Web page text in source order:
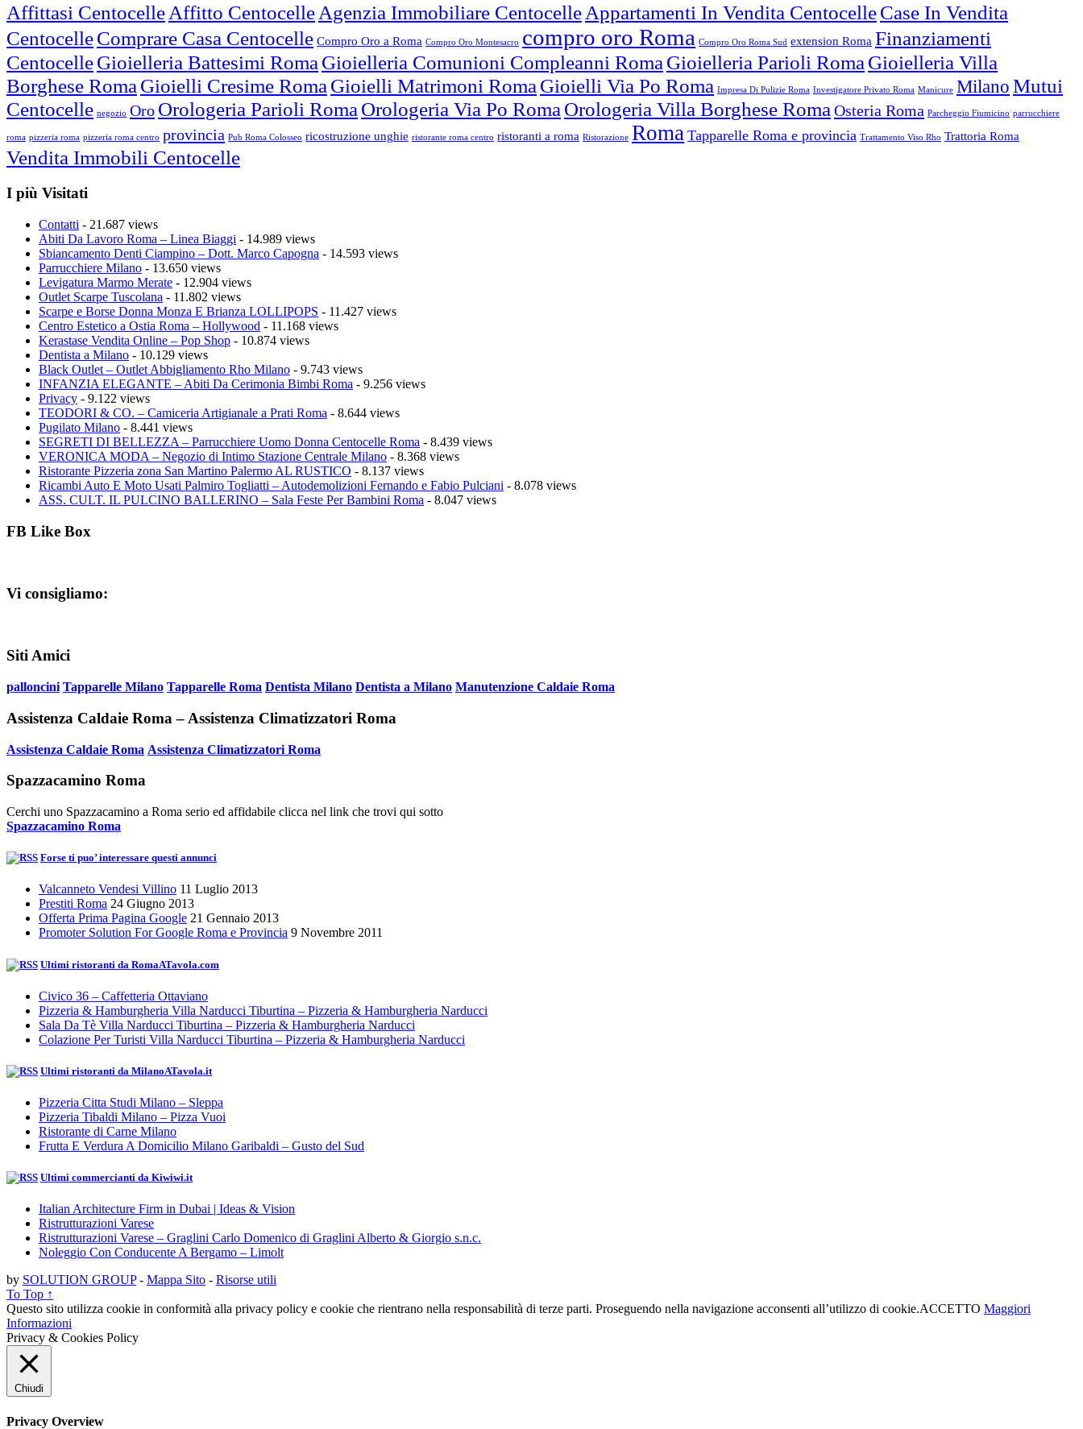
Affittasi Centocelle Affitto Centocelle Agenzia Immobiliare Centocelle Appartamenti In Vendita CentocelleCase In Vendita
CentocelleComprare Casa Centocelle Compro Oro a Roma Compro Oro Montesacro compro oro Roma Compro Oro Roma Sud extension Roma Finanziamenti
CentocelleGioielleria Battesimi Roma Gioielleria Comunioni Compleanni Roma Gioielleria Parioli Roma Gioielleria Villa
Borghese Roma Gioielli Cresime Roma Gioielli Matrimoni Roma Gioielli Via Po Roma Impresa Di Pulizie Roma Investigatore Privato Roma Manicure Milano Mutui
Centocelle negozio Oro Orologeria Parioli Roma Orologeria Via Po Roma Orologeria Villa Borghese Roma Osteria Roma Parcheggio Fiumicino parrucchiere
roma pizzeria roma pizzeria roma centro provincia Pub Roma Colosseo ricostruzione unghie ristorante roma centro ristoranti a roma Ristorazione Roma Tapparelle Roma e provincia Trattamento Viso Rho Trattoria Roma
Vendita Immobili Centocelle
I più Visitati
Contatti - 21.687 views
Abiti Da Lavoro Roma – Linea Biaggi - 14.989 views
Sbiancamento Denti Ciampino – Dott. Marco Capogna - 14.593 views
Parrucchiere Milano - 13.650 views
Levigatura Marmo Merate - 12.904 views
Outlet Scarpe Tuscolana - 11.802 views
Scarpe e Borse Donna Monza E Brianza LOLLIPOPS - 11.427 views
Centro Estetico a Ostia Roma – Hollywood - 11.168 views
Kerastase Vendita Online – Pop Shop - 10.874 views
Dentista a Milano - 10.129 views
Black Outlet – Outlet Abbigliamento Rho Milano - 9.743 views
INFANZIA ELEGANTE – Abiti Da Cerimonia Bimbi Roma - 9.256 views
Privacy - 9.122 views
TEODORI & CO. – Camiceria Artigianale a Prati Roma - 8.644 views
Pugilato Milano - 8.441 views
SEGRETI DI BELLEZZA – Parrucchiere Uomo Donna Centocelle Roma - 8.439 views
VERONICA MODA – Negozio di Intimo Stazione Centrale Milano - 8.368 views
Ristorante Pizzeria zona San Martino Palermo AL RUSTICO - 8.137 views
Ricambi Auto E Moto Usati Palmiro Togliatti – Autodemolizioni Fernando e Fabio Pulciani - 8.078 views
ASS. CULT. IL PULCINO BALLERINO – Sala Feste Per Bambini Roma - 8.047 views
FB Like Box
Vi consigliamo:
Siti Amici
palloncini Tapparelle Milano Tapparelle Roma Dentista Milano Dentista a Milano Manutenzione Caldaie Roma
Assistenza Caldaie Roma – Assistenza Climatizzatori Roma
Assistenza Caldaie Roma Assistenza Climatizzatori Roma
Spazzacamino Roma
Cerchi uno Spazzacamino a Roma serio ed affidabile clicca nel link che trovi qui sotto
Spazzacamino Roma
Forse ti puo’ interessare questi annunci
Valcanneto Vendesi Villino 11 Luglio 2013
Prestiti Roma 24 Giugno 2013
Offerta Prima Pagina Google 21 Gennaio 2013
Promoter Solution For Google Roma e Provincia 9 Novembre 2011
Ultimi ristoranti da RomaATavola.com
Civico 36 – Caffetteria Ottaviano
Pizzeria & Hamburgheria Villa Narducci Tiburtina – Pizzeria & Hamburgheria Narducci
Sala Da Tè Villa Narducci Tiburtina – Pizzeria & Hamburgheria Narducci
Colazione Per Turisti Villa Narducci Tiburtina – Pizzeria & Hamburgheria Narducci
Ultimi ristoranti da MilanoATavola.it
Pizzeria Citta Studi Milano – Sleppa
Pizzeria Tibaldi Milano – Pizza Vuoi
Ristorante di Carne Milano
Frutta E Verdura A Domicilio Milano Garibaldi – Gusto del Sud
Ultimi commercianti da Kiwiwi.it
Italian Architecture Firm in Dubai | Ideas & Vision
Ristrutturazioni Varese
Ristrutturazioni Varese – Graglini Carlo Domenico di Graglini Alberto & Giorgio s.n.c.
Noleggio Con Conducente A Bergamo – Limolt
by SOLUTION GROUP- Mappa Sito - Risorse utili
To Top ↑
Questo sito utilizza cookie in conformità alla privacy policy e cookie che rientrano nella responsabilità di terze parti. Proseguendo nella navigazione acconsenti all’utilizzo di cookie.ACCETTO Maggiori
Informazioni
Privacy & Cookies Policy
Chiudi
Privacy Overview